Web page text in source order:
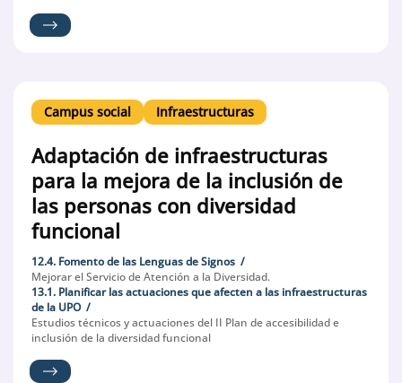
Campus social Infraestructuras
Adaptación de infraestructuras
para la mejora de la inclusión de
las personas con diversidad
funcional
12.4. Fomento de las Lenguas de Signos
Mejorar el Servicio de Atención a la Diversidad.
13.1. Planificar las actuaciones que afecten a las infraestructuras
de la UPO
Estudios técnicos y actuaciones del II Plan de accesibilidad e
inclusión de la diversidad funcional